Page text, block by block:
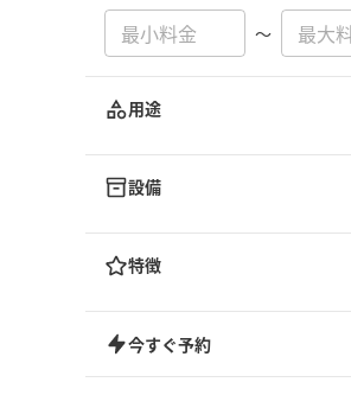
〜
用途
設備
特徴
今すぐ予約